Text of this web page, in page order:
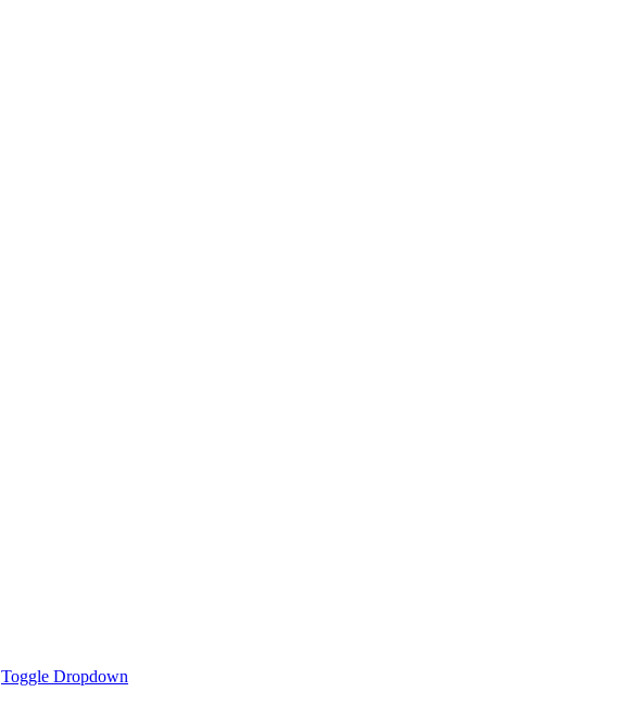
Toggle Dropdown